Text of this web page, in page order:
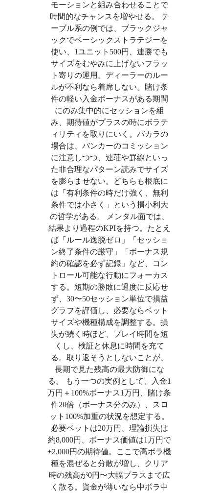
モーションと組み合わせることで
時間的なチャンスを増やせる。 テ
ーブル系の例では、ブラックジャ
ックでベーシックストラテジーを
使い、1ユニット500円、連勝でも
サイズをむやみに上げないフラッ
ト寄りの運用。ディーラーのルー
ルが不利なら着席しない。賭け条
件の軽い入金ボーナスがある期間
にのみ集中的にセッションを組
み、期待値がプラスの時にボラテ
ィリティを取りにいく。バカラの
場合は、バンカーのコミッション
に注意しつつ、連荘や罫線といっ
た非合理なパターン読みでサイズ
を膨らませない。どちらも根底に
は「有利条件の時だけ強く、無利
条件では小さく」という損小利大
の哲学がある。 メンタル面では、
結果より過程のKPIを持つ。たとえ
ば「ルール逸脱ゼロ」「セッショ
ン終了条件の厳守」「ボーナス規
約の確認を必ず記録」など、コン
トロール可能な行動にフォーカス
する。短期の勝敗に過度に反応せ
ず、30〜50セッション単位で損益
グラフを評価し、必要ならベット
サイズや機種構成を調整する。損
失が続く時ほど、プレイ時間を短
くし、検証と休息に時間を充て
る。取り返そうとしないことが、
長期で見た残高の最大防御にな
る。 もう一つの実例として、入金1
万円＋100%ボーナス1万円、賭け条
件20倍（ボーナス分のみ）、スロ
ット100%加重の状況を想定する。
必要ベットは20万円、理論損失は
約8,000円、ボーナス価値は1万円で
+2,000円の期待値。ここで高ボラ機
種を混ぜると分散が増し、クリア
時の残高が0円〜大幅プラスまで広
く散る。資金が薄いなら中ボラ中